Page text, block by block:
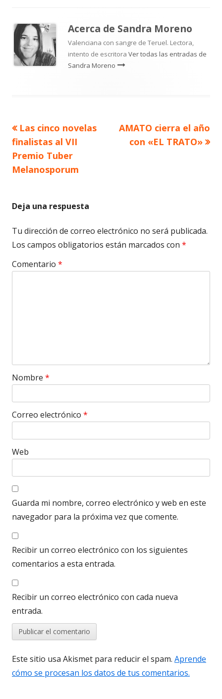
Acerca de Sandra Moreno
Valenciana con sangre de Teruel. Lectora,
intento de escritora Ver todas las entradas de
Sandra Moreno
Navegación
de
entradas
Artículo
anterior
Las cinco novelas
finalistas al VII
Premio Tuber
Melanosporum
Artículo
siguiente
AMATO cierra el año
con «EL TRATO»
Deja una respuesta
Tu dirección de correo electrónico no será publicada.
Los campos obligatorios están marcados con *
Comentario *
Nombre *
Correo electrónico *
Web
Guarda mi nombre, correo electrónico y web en este
navegador para la próxima vez que comente.
Recibir un correo electrónico con los siguientes
comentarios a esta entrada.
Recibir un correo electrónico con cada nueva
entrada.
Este sitio usa Akismet para reducir el spam. Aprende
cómo se procesan los datos de tus comentarios.